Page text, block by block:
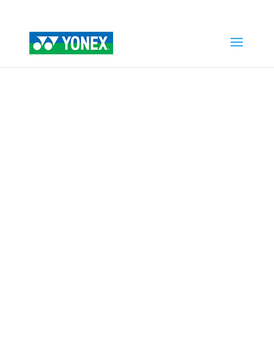
Home»Tienda»POWER CUSHION LUMIO 4